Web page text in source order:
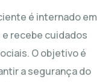
é internado em
recebe cuidados
O objetivo é
a segurança do